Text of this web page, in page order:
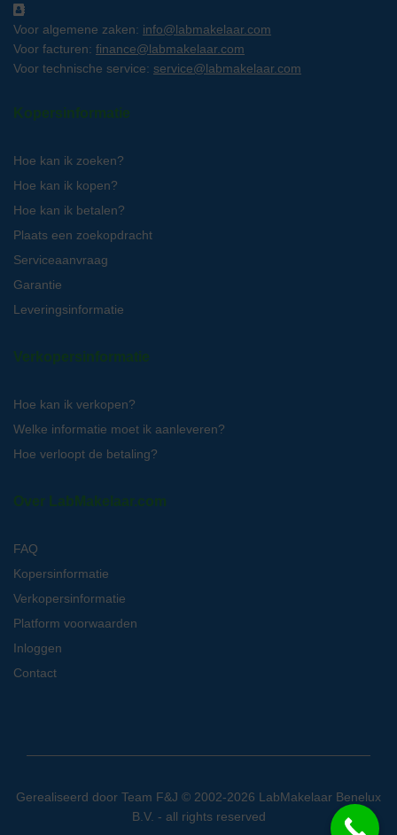
Voor algemene zaken: info@labmakelaar.com
Voor facturen: finance@labmakelaar.com
Voor technische service: service@labmakelaar.com
Kopersinformatie
Hoe kan ik zoeken?
Hoe kan ik kopen?
Hoe kan ik betalen?
Plaats een zoekopdracht
Serviceaanvraag
Garantie
Leveringsinformatie
Verkopersinformatie
Hoe kan ik verkopen?
Welke informatie moet ik aanleveren?
Hoe verloopt de betaling?
Over LabMakelaar.com
FAQ
Kopersinformatie
Verkopersinformatie
Platform voorwaarden
Inloggen
Contact
Gerealiseerd door Team F&J © 2002-2026 LabMakelaar Benelux
B.V. - all rights reserved